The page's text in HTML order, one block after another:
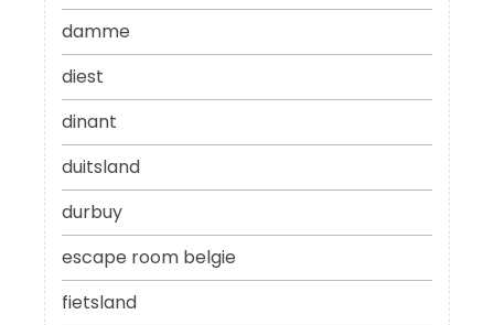
damme
diest
dinant
duitsland
durbuy
escape room belgie
fietsland